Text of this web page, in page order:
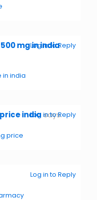
mg in india
in india
Log in to Reply
india says:
price
Log in to Reply
Log in to Reply